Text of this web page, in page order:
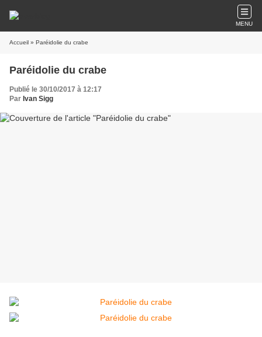
MENU
Accueil » Paréidolie du crabe
Paréidolie du crabe
Publié le 30/10/2017 à 12:17
Par Ivan Sigg